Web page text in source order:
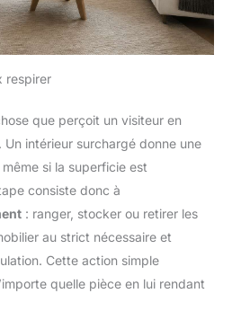
respirer
que perçoit un visiteur en
intérieur surchargé donne une
si la superficie est
consiste donc à
: ranger, stocker ou retirer les
au strict nécessaire et
Cette action simple
quelle pièce en lui rendant